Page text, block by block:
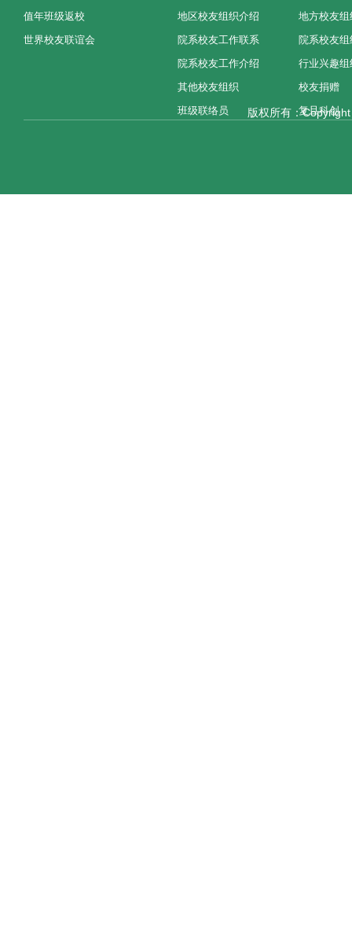
值年班级返校
世界校友联谊会
地区校友组织介绍
院系校友工作联系
院系校友工作介绍
其他校友组织
班级联络员
地方校友组
院系校友组
行业兴趣组
校友捐赠
复旦科创
版权所有：